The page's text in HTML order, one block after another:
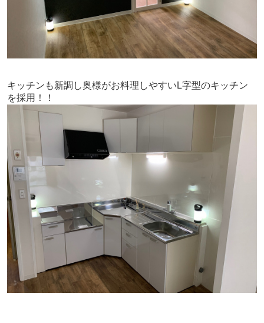
キッチンも新調し奥様がお料理しやすいL字型のキッチン
を採用！！